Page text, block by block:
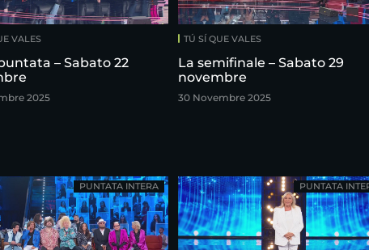
VALES
– Sabato 22
2025
TÚ SÍ QUE VALES
La semifinale – Sabato 29
novembre
30 Novembre 2025
PUNTATA INTERA PUNTATA